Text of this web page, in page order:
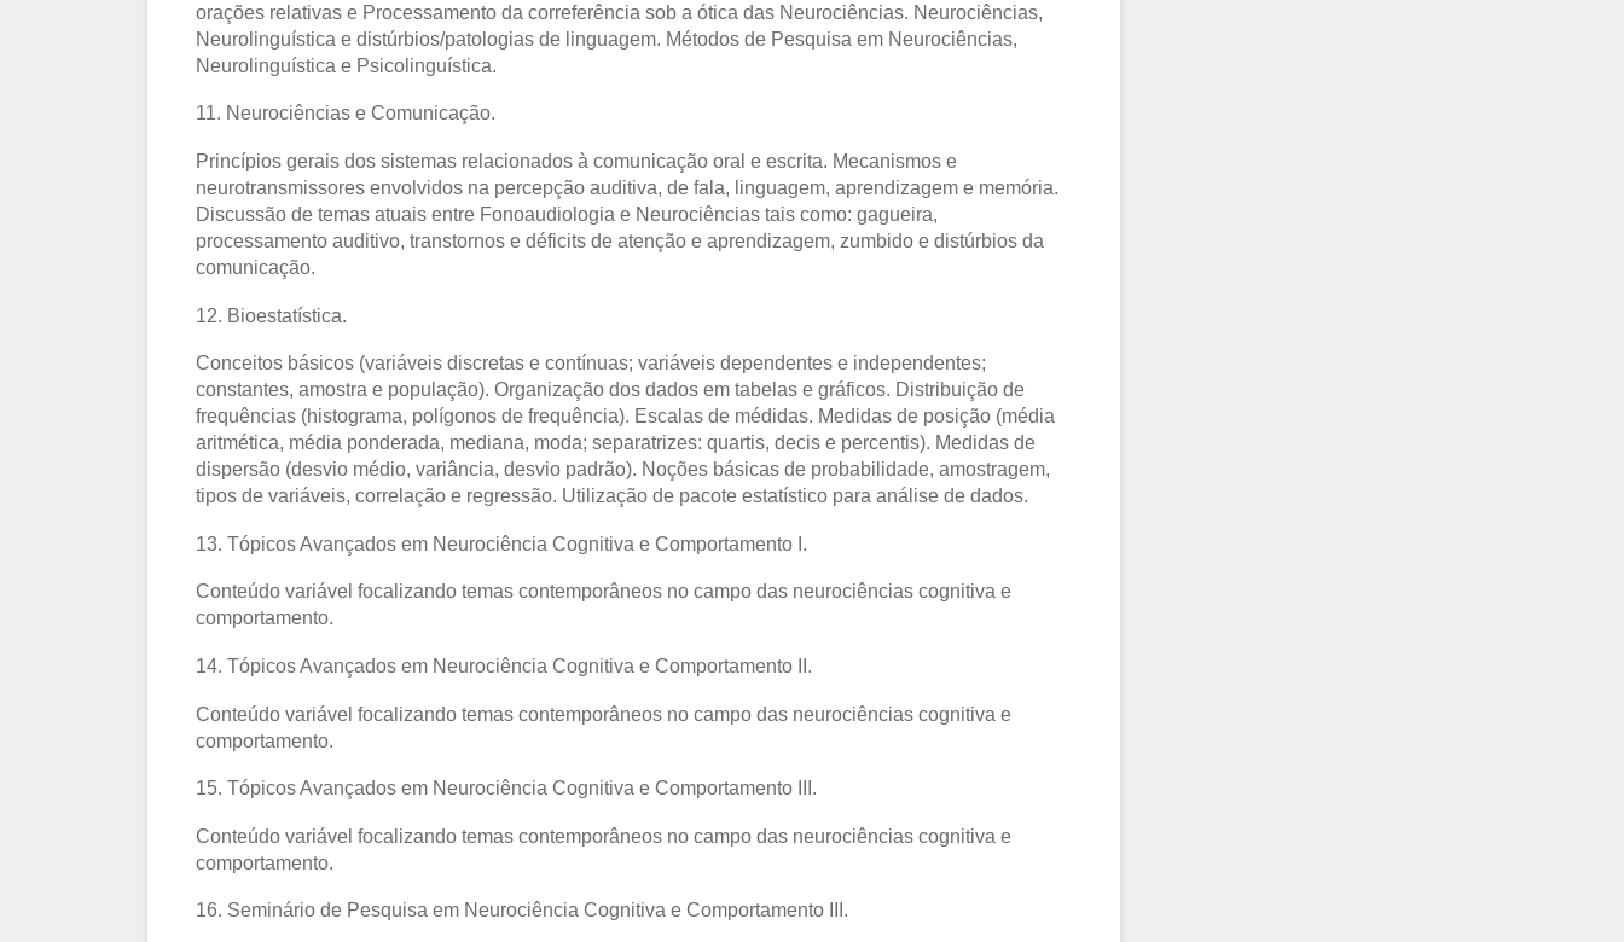
orações relativas e Processamento da correferência sob a ótica das Neurociências. Neurociências,
Neurolinguística e distúrbios/patologias de linguagem. Métodos de Pesquisa em Neurociências,
Neurolinguística e Psicolinguística.
11. Neurociências e Comunicação.
Princípios gerais dos sistemas relacionados à comunicação oral e escrita. Mecanismos e
neurotransmissores envolvidos na percepção auditiva, de fala, linguagem, aprendizagem e memória.
Discussão de temas atuais entre Fonoaudiologia e Neurociências tais como: gagueira,
processamento auditivo, transtornos e déficits de atenção e aprendizagem, zumbido e distúrbios da
comunicação.
12. Bioestatística.
Conceitos básicos (variáveis discretas e contínuas; variáveis dependentes e independentes;
constantes, amostra e população). Organização dos dados em tabelas e gráficos. Distribuição de
frequências (histograma, polígonos de frequência). Escalas de médidas. Medidas de posição (média
aritmética, média ponderada, mediana, moda; separatrizes: quartis, decis e percentis). Medidas de
dispersão (desvio médio, variância, desvio padrão). Noções básicas de probabilidade, amostragem,
tipos de variáveis, correlação e regressão. Utilização de pacote estatístico para análise de dados.
13. Tópicos Avançados em Neurociência Cognitiva e Comportamento I.
Conteúdo variável focalizando temas contemporâneos no campo das neurociências cognitiva e
comportamento.
14. Tópicos Avançados em Neurociência Cognitiva e Comportamento II.
Conteúdo variável focalizando temas contemporâneos no campo das neurociências cognitiva e
comportamento.
15. Tópicos Avançados em Neurociência Cognitiva e Comportamento III.
Conteúdo variável focalizando temas contemporâneos no campo das neurociências cognitiva e
comportamento.
16. Seminário de Pesquisa em Neurociência Cognitiva e Comportamento III.